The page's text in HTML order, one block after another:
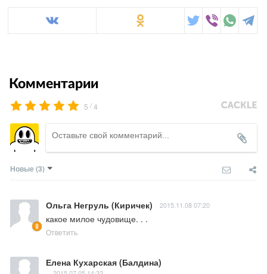
Комментарии
5 /4
Новые (3)
Ольга Негруль (Киричек) 2015.11.08 07:20
какое милое чудовище. . .
Ответить
Елена Кухарская (Балдина)